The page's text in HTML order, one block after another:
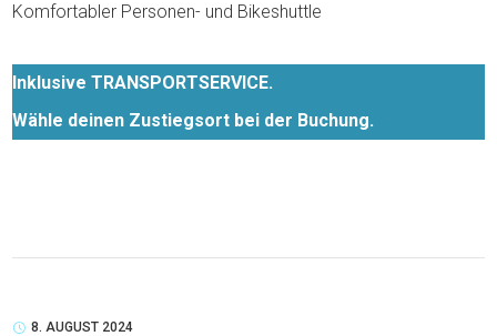
Komfortabler Personen- und Bikeshuttle
Inklusive TRANSPORTSERVICE.
Wähle deinen Zustiegsort bei der Buchung.
8. AUGUST 2024